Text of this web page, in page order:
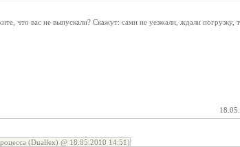
что вас не выпускали? Скажут: сами не уезжали, ждали погрузку,
(Duallex) @ 18.05.2010 14:51)